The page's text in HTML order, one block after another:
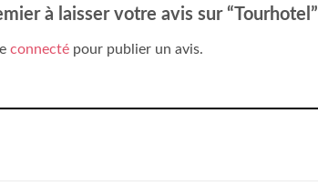
à laisser votre avis sur “Tourhotel”
connecté pour publier un avis.